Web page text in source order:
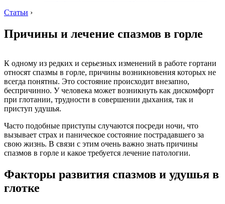
Статьи ›
Причины и лечение спазмов в горле
К одному из редких и серьезных изменений в работе гортани
относят спазмы в горле, причины возникновения которых не
всегда понятны. Это состояние происходит внезапно,
беспричинно. У человека может возникнуть как дискомфорт
при глотании, трудности в совершении дыхания, так и
приступ удушья.
Часто подобные приступы случаются посреди ночи, что
вызывает страх и паническое состояние пострадавшего за
свою жизнь. В связи с этим очень важно знать причины
спазмов в горле и какое требуется лечение патологии.
Факторы развития спазмов и удушья в
глотке